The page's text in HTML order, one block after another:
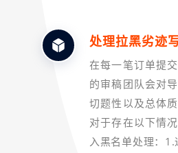
处理拉黑劣迹
在每一笔订单提
的审稿团队会对
切题性以及总体
对于存在以下情
入黑名单处理：